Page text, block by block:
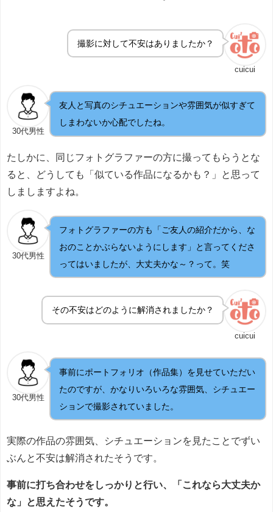
cuicui
撮影に対して不安はありましたか？
30代男性
友人と写真のシチュエーションや雰囲気が似すぎて
しまわないか心配でしたね。
たしかに、同じフォトグラファーの方に撮ってもらうとな
ると、どうしても「似ている作品になるかも？」と思って
しましますよね。
30代男性
フォトグラファーの方も「ご友人の紹介だから、な
おのことかぶらないようにします」と言ってくださ
ってはいましたが、大丈夫かな～？って。笑
cuicui
その不安はどのように解消されましたか？
30代男性
事前にポートフォリオ（作品集）を見せていただい
たのですが、かなりいろいろな雰囲気、シチュエー
ションで撮影されていました。
実際の作品の雰囲気、シチュエーションを見たことでずい
ぶんと不安は解消されたそうです。
事前に打ち合わせをしっかりと行い、「これなら大丈夫か
な」と思えたそうです。